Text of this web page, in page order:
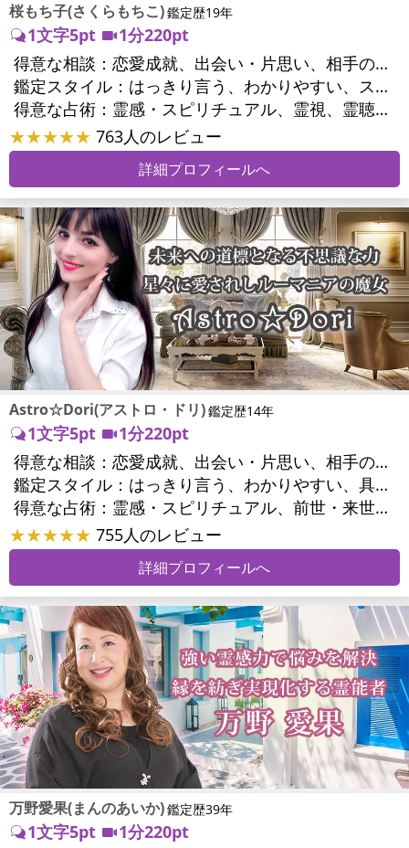
桜もち子(さくらもちこ)鑑定歴19年
1文字5pt
1分220pt
得意な相談：
恋愛成就、出会い・片思い、相手の気持ち、相性、縁結び、結婚、二人の今後、複雑な恋愛、三角関係、略奪愛、浮気、不倫、復活愛、復縁、同性愛・LGBT、人間関係、対人関係、仕事運、転職、人生全般、経営相談、ビジネスチャンス、ビジネスパートナー、家族関係、夫婦関係、家庭問題、心の問題、うつ、いじめ、人生相談、霊的問題、ご先祖様、守護霊様、魂の本質、パワーストーン選択、開運指導、金運、縁切り
鑑定スタイル：
はっきり言う、わかりやすい、スピード鑑定、具体的、的確、納得感、聞き上手、とても話しやすい、じっくり聞いてくれる、愛にあふれ温かい、勇気をくれる、前向き・元気になれる、実力派
得意な占術：
霊感・スピリチュアル、霊視、霊聴、未来予知、前世・来世、波動修正、エネルギー調整、ソウルメイト、チャクラ、チャネリング、タロット、オラクルカード、姓名判断、九星気学、四柱推命、カラー診断、夢診断、易学、陰陽五行、祈祷、祈願、縁結び、除霊、縁切り、パワーストーン、水晶、ヒーリング
★★★★★ 763人のレビュー
詳細プロフィールへ
Astro☆Dori(アストロ・ドリ)鑑定歴14年
1文字5pt
1分220pt
得意な相談：
恋愛成就、出会い・片思い、相手の気持ち、相性、結婚、男心・女心、二人の今後、複雑な恋愛、三角関係、略奪愛、浮気、不倫、復活愛、離婚、人間関係、職場の人間関係、対人関係、仕事運、適職、天職、転職、就職、人生全般、使命、夢、目標、家族関係、夫婦関係、家庭問題、夫婦問題、美容、精神問題、心の問題、うつ、トラウマ、ストレス、いじめ、人生相談、霊的問題、前世、パワーストーン選択、開運指導、金運
鑑定スタイル：
はっきり言う、わかりやすい、具体的、的確、納得感、情報量が多い、友達のように相談できる、聞き上手、とても話しやすい、じっくり聞いてくれる、愛にあふれ温かい、深く濃厚、勇気をくれる、前向き・元気になれる
得意な占術：
霊感・スピリチュアル、前世・来世、ソウルメイト、タロット、オラクルカード、風水、占星術、パワーストーン、サイコロ、カウンセリング、ルノルマンカード
★★★★★ 755人のレビュー
詳細プロフィールへ
万野愛果(まんのあいか)鑑定歴39年
1文字5pt
1分220pt